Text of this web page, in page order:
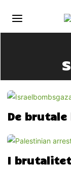
De brutale
I